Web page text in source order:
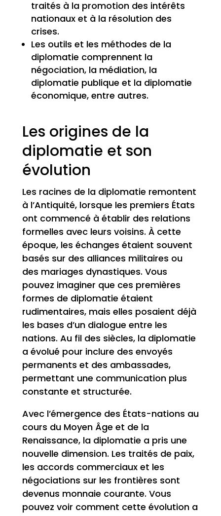
traités à la promotion des intérêts
nationaux et à la résolution des
crises.
Les outils et les méthodes de la
diplomatie comprennent la
négociation, la médiation, la
diplomatie publique et la diplomatie
économique, entre autres.
Les origines de la
diplomatie et son
évolution
Les racines de la diplomatie remontent
à l’Antiquité, lorsque les premiers États
ont commencé à établir des relations
formelles avec leurs voisins. À cette
époque, les échanges étaient souvent
basés sur des alliances militaires ou
des mariages dynastiques. Vous
pouvez imaginer que ces premières
formes de diplomatie étaient
rudimentaires, mais elles posaient déjà
les bases d’un dialogue entre les
nations. Au fil des siècles, la diplomatie
a évolué pour inclure des envoyés
permanents et des ambassades,
permettant une communication plus
constante et structurée.
Avec l’émergence des États-nations au
cours du Moyen Âge et de la
Renaissance, la diplomatie a pris une
nouvelle dimension. Les traités de paix,
les accords commerciaux et les
négociations sur les frontières sont
devenus monnaie courante. Vous
pouvez voir comment cette évolution a